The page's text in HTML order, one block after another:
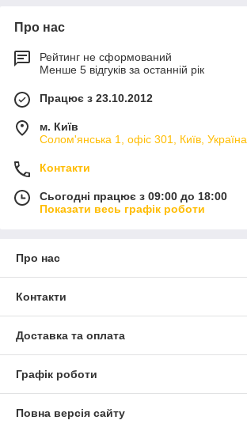
Про нас
Рейтинг не сформований
Менше 5 відгуків за останній рік
Працює з 23.10.2012
м. Київ
Солом'янська 1, офіс 301, Київ, Україна
Контакти
Сьогодні працює з 09:00 до 18:00
Показати весь графік роботи
Про нас
Контакти
Доставка та оплата
Графік роботи
Повна версія сайту